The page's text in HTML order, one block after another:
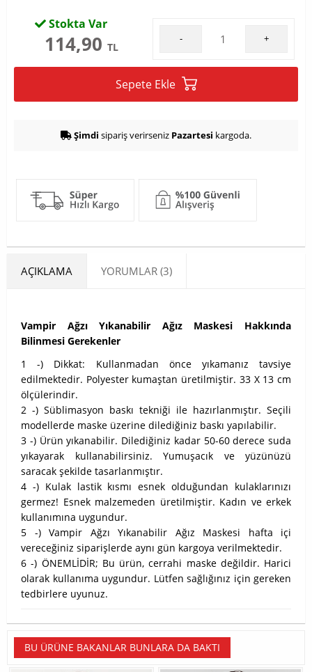
Stokta Var
114,90 TL
- +
Sepete Ekle
Şimdi sipariş verirseniz Pazartesi kargoda.
AÇIKLAMA YORUMLAR (3)
Vampir Ağzı Yıkanabilir Ağız Maskesi Hakkında
Bilinmesi Gerekenler
1 -) Dikkat: Kullanmadan önce yıkamanız tavsiye
edilmektedir. Polyester kumaştan üretilmiştir. 33 X 13 cm
ölçülerindir.
2 -) Süblimasyon baskı tekniği ile hazırlanmıştır. Seçili
modellerde maske üzerine dilediğiniz baskı yapılabilir.
3 -) Ürün yıkanabilir. Dilediğiniz kadar 50-60 derece suda
yıkayarak kullanabilirsiniz. Yumuşacık ve yüzünüzü
saracak şekilde tasarlanmıştır.
4 -) Kulak lastik kısmı esnek olduğundan kulaklarınızı
germez! Esnek malzemeden üretilmiştir. Kadın ve erkek
kullanımına uygundur.
5 -) Vampir Ağzı Yıkanabilir Ağız Maskesi hafta içi
vereceğiniz siparişlerde aynı gün kargoya verilmektedir.
6 -) ÖNEMLİDİR; Bu ürün, cerrahi maske değildir. Harici
olarak kullanıma uygundur. Lütfen sağlığınız için gereken
tedbirlere uyunuz.
BU ÜRÜNE BAKANLAR BUNLARA DA BAKTI